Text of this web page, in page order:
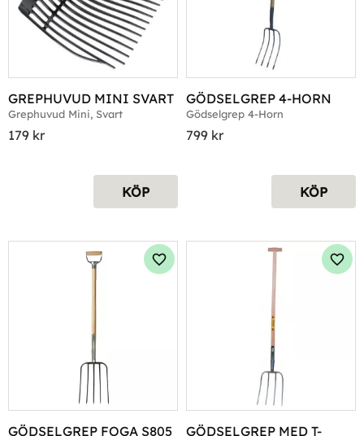
GREPHUVUD MINI SVART
Grephuvud Mini, Svart
179 kr
KÖP
GÖDSELGREP 4-HORN
Gödselgrep 4-Horn
799 kr
KÖP
GÖDSELGREP FOGA S805
Lägg till i favoriter
GÖDSELGREP MED T-